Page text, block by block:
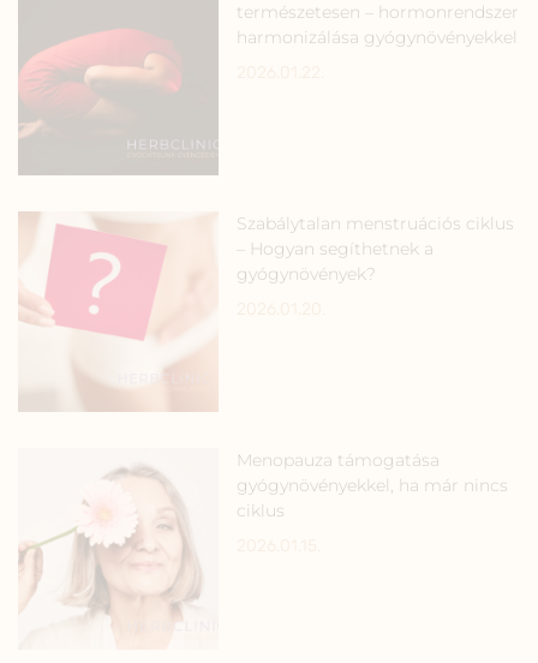
természetesen – hormonrendszer
harmonizálása gyógynövényekkel
Szabálytalan menstruációs ciklus
– Hogyan segíthetnek a
gyógynövények?
Menopauza támogatása
gyógynövényekkel, ha már nincs
ciklus